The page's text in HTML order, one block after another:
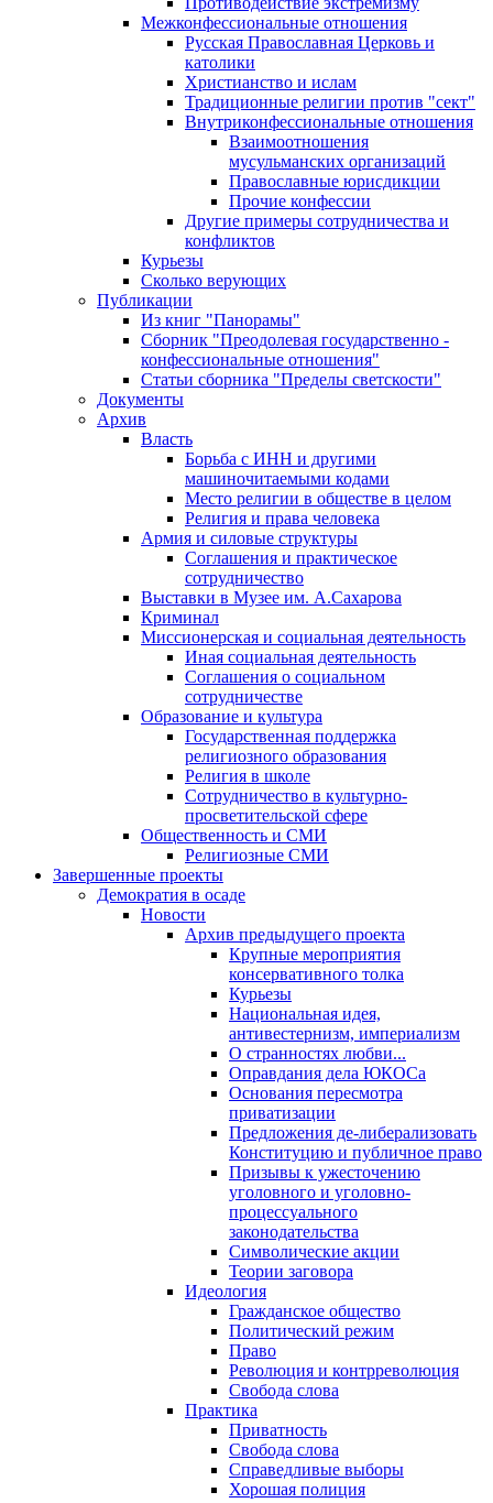
Межконфессиональные отношения
Русская Православная Церковь и
католики
Христианство и ислам
Традиционные религии против "сект"
Внутриконфессиональные отношения
Взаимоотношения
мусульманских организаций
Православные юрисдикции
Прочие конфессии
Другие примеры сотрудничества и
конфликтов
Курьезы
Сколько верующих
Публикации
Из книг "Панорамы"
Сборник "Преодолевая государственно -
конфессиональные отношения"
Статьи сборника "Пределы светскости"
Документы
Архив
Власть
Борьба с ИНН и другими
машиночитаемыми кодами
Место религии в обществе в целом
Религия и права человека
Армия и силовые структуры
Соглашения и практическое
сотрудничество
Выставки в Музее им. А.Сахарова
Криминал
Миссионерская и социальная деятельность
Иная социальная деятельность
Соглашения о социальном
сотрудничестве
Образование и культура
Государственная поддержка
религиозного образования
Религия в школе
Сотрудничество в культурно-
просветительской сфере
Общественность и СМИ
Религиозные СМИ
Завершенные проекты
Демократия в осаде
Новости
Архив предыдущего проекта
Крупные мероприятия
консервативного толка
Курьезы
Национальная идея,
антивестернизм, империализм
О странностях любви...
Оправдания дела ЮКОСа
Основания пересмотра
приватизации
Предложения де-либерализовать
Конституцию и публичное право
Призывы к ужесточению
уголовного и уголовно-
процессуального
законодательства
Символические акции
Теории заговора
Идеология
Гражданское общество
Политический режим
Право
Революция и контрреволюция
Свобода слова
Практика
Приватность
Свобода слова
Справедливые выборы
Хорошая полиция